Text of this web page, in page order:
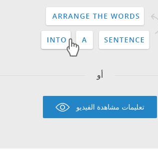
أو
تعليمات مشاهدة الفيديو